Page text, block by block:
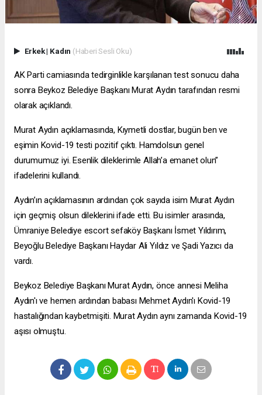
Erkek| Kadın (Haberi Sesli Oku)
AK Parti camiasında tedirginlikle karşılanan test sonucu daha
sonra Beykoz Belediye Başkanı Murat Aydın tarafından resmi
olarak açıklandı.
Murat Aydın açıklamasında, Kıymetli dostlar, bugün ben ve
eşimin Kovid-19 testi pozitif çıktı. Hamdolsun genel
durumumuz iyi. Esenlik dileklerimle Allah’a emanet olun”
ifadelerini kullandı.
Aydın’ın açıklamasının ardından çok sayıda isim Murat Aydın
için geçmiş olsun dileklerini ifade etti. Bu isimler arasında,
Ümraniye Belediye escort sefaköyBaşkanı İsmet Yıldırım,
Beyoğlu Belediye Başkanı Haydar Ali Yıldız ve Şadi Yazıcı da
vardı.
Beykoz Belediye Başkanı Murat Aydın, önce annesi Meliha
Aydın'ı ve hemen ardından babası Mehmet Aydın'ı Kovid-19
hastalığından kaybetmişiti. Murat Aydın aynı zamanda Kovid-19
aşısı olmuştu.